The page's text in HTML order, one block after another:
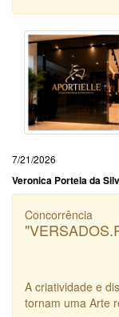
7/21/2026
Veronica Portela da
Concorrência
A criatividade e
tornam uma Arte